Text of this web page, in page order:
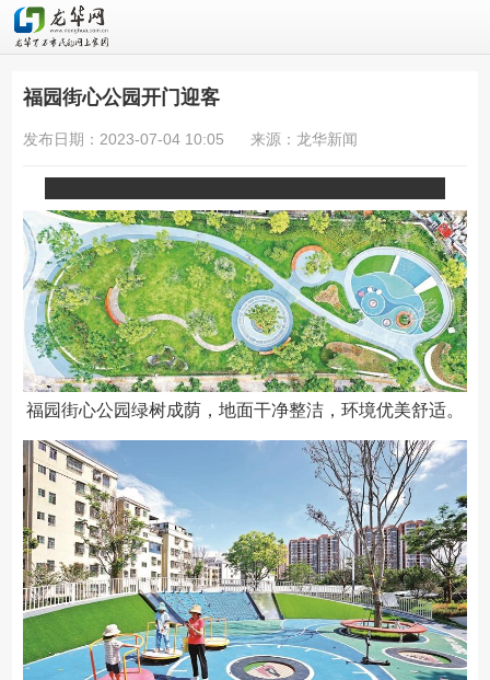
福园街心公园开门迎客
发布日期：2023-07-04 10:05 来源：龙华新闻
福园街心公园绿树成荫，地面干净整洁，环境优美舒适。